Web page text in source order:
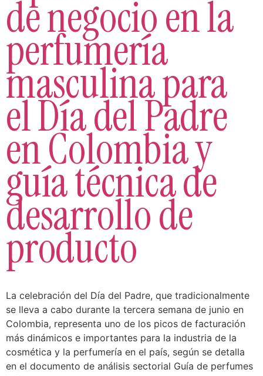
de negocio en la
perfumería
masculina para
el Día del Padre
en Colombia y
guía técnica de
desarrollo de
producto
La celebración del Día del Padre, que tradicionalmente
se lleva a cabo durante la tercera semana de junio en
Colombia, representa uno de los picos de facturación
más dinámicos e importantes para la industria de la
cosmética y la perfumería en el país, según se detalla
en el documento de análisis sectorial Guía de perfumes